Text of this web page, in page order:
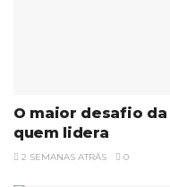
O maior desafio
quem lidera
2 SEMANAS ATRÁS 0